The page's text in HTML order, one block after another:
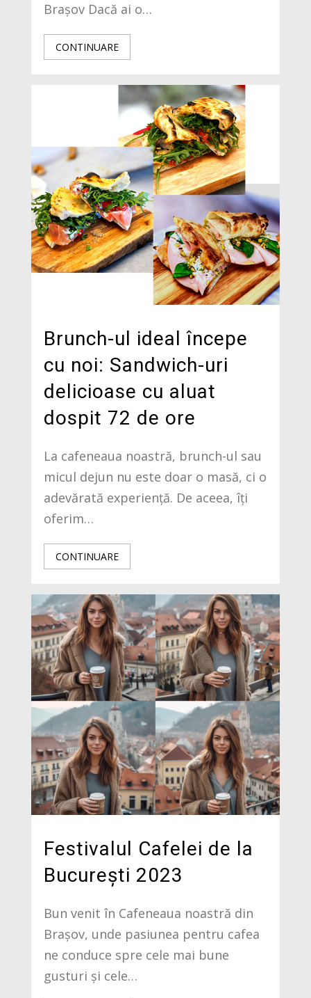
Brașov Dacă ai o…
CONTINUARE
Brunch-ul ideal începe
cu noi: Sandwich-uri
delicioase cu aluat
dospit 72 de ore
La cafeneaua noastră, brunch-ul sau
micul dejun nu este doar o masă, ci o
adevărată experiență. De aceea, îți
oferim…
CONTINUARE
Festivalul Cafelei de la
București 2023
Bun venit în Cafeneaua noastră din
Brașov, unde pasiunea pentru cafea
ne conduce spre cele mai bune
gusturi și cele…